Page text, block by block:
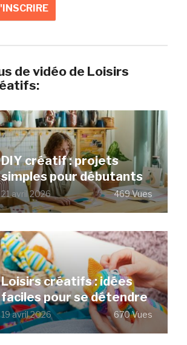
de vidéo de Loisirs
DIY créatif : projets
simples pour débutants
21 avril 2026 469 Vues
Loisirs créatifs : idées
faciles pour se détendre
19 avril 2026 670 Vues